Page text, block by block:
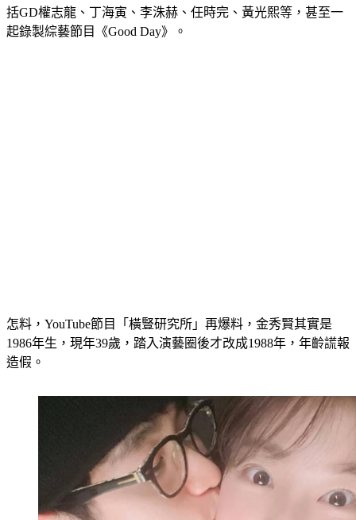
括GD權志龍、丁海寅、李洙赫、任時完、黃光熙等，甚至一
起錄製綜藝節目《Good Day》。
怎料，YouTube節目「橫豎研究所」再爆料，金秀賢其實是
1986年生，現年39歲，踏入演藝圈後才改成1988年，年齡謊報
造假。